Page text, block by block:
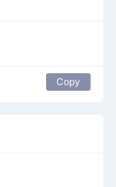
Copy